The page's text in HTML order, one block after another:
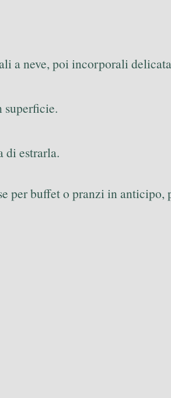
a neve, poi incorporali
superficie.
di estrarla.
per buffet o pranzi in